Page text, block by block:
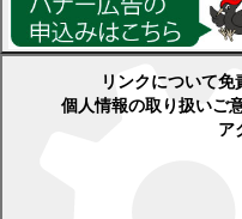
各種情報
リンクについて免
個人情報の取り扱いご
ア